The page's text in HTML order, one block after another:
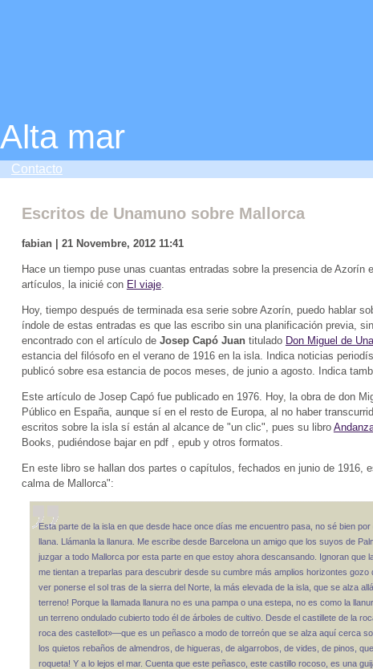
Alta mar
Contacto
Escritos de Unamuno sobre Mallorca
fabian | 21 Novembre, 2012 11:41
Hace un tiempo puse unas cuantas entradas sobre la presencia de Azorín
artículos, la inicié con El viaje.
Hoy, tiempo después de terminada esa serie sobre Azorín, puedo hablar
índole de estas entradas es que las escribo sin una planificación previa,
encontrado con el artículo de Josep Capó Juantitulado Don Miguel de
estancia del filósofo en el verano de 1916 en la isla. Indica noticias
publicó sobre esa estancia de pocos meses, de junio a agosto. Indica
Este artículo de Josep Capó fue publicado en 1976. Hoy, la obra de don
Público en España, aunque sí en el resto de Europa, al no haber
escritos sobre la isla sí están al alcance de "un clic", pues su libro
Books, pudiéndose bajar en pdf , epub y otros formatos.
En este libro se hallan dos partes o capítulos, fechados en junio de 1916,
calma de Mallorca":
Esta parte de la isla en que desde hace once días me encuentro pasa, no sé bien
llana. Llámanla la llanura. Me escribe desde Barcelona un amigo que los suyos de
juzgar a todo Mallorca por esta parte en que estoy ahora descansando. Ignoran que
me tientan a treparlas para descubrir desde su cumbre más amplios horizontes
ver ponerse el sol tras de la sierra del Norte, la más elevada de la isla, que se alza
terreno! Porque la llamada llanura no es una pampa o una estepa, no es como la
un terreno ondulado cubierto todo él de árboles de cultivo. Desde el castillete de la
roca des castellot»—que es un peñasco a modo de torreón que se alza aquí cerca
los quietos rebaños de almendros, de higueras, de algarrobos, de vides, de pinos,
roqueta! Y a lo lejos el mar. Cuenta que este peñasco, este castillo rocoso, es una